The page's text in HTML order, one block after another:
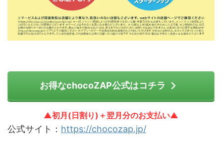
お得なchocoZAP公式はコチラ
▲初月(日割り)＋翌月分のお支払い▲
公式サイト： https://chocozap.jp/